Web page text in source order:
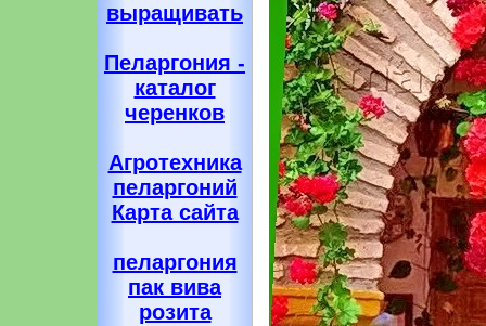
выращивать
Пеларгония -
каталог
черенков
Агротехника
пеларгоний
Карта сайта
пеларгония
пак вива
розита